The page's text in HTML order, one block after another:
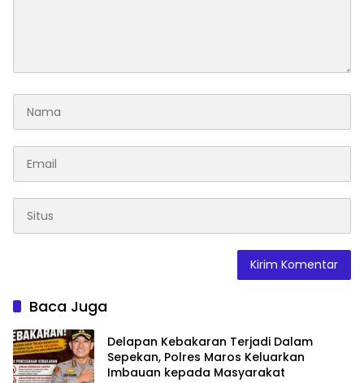
Baca Juga
Delapan Kebakaran Terjadi Dalam
Sepekan, Polres Maros Keluarkan
Imbauan kepada Masyarakat